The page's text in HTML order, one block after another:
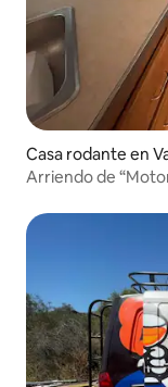
Casa rodante en
Arriendo de